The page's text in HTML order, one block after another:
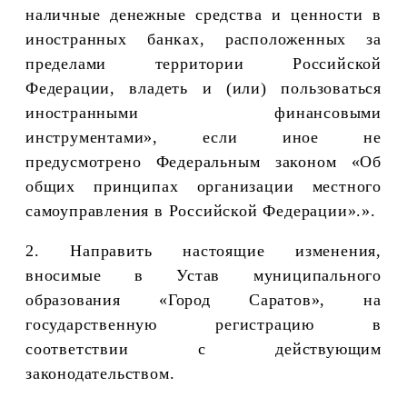
наличные денежные средства и ценности в
иностранных банках, расположенных за
пределами территории Российской
Федерации, владеть и (или) пользоваться
иностранными финансовыми
инструментами», если иное не
предусмотрено Федеральным законом «Об
общих принципах организации местного
самоуправления в Российской Федерации».».
2. Направить настоящие изменения,
вносимые в Устав
муниципального
образования «Город Саратов», на
государственную регистрацию в
соответствии с действующим
законодательством.